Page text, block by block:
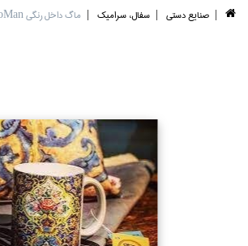
صنايع دستي سفال، سراميك ماگ داخل رنگي PictoMan